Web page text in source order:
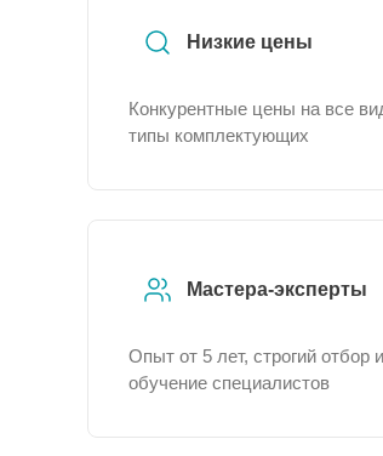
Низкие цены
Конкурентные цены на все
типы комплектующих
Мастера-эксперты
Опыт от 5 лет, строгий отбор
обучение специалистов